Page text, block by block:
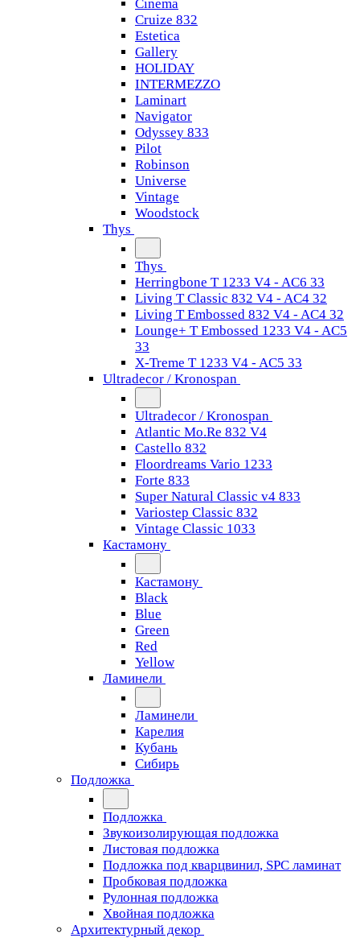
Cinema
Cruize 832
Estetica
Gallery
HOLIDAY
INTERMEZZO
Laminart
Navigator
Odyssey 833
Pilot
Robinson
Universe
Vintage
Woodstock
Thys
Thys
Herringbone T 1233 V4 - AC6 33
Living T Classic 832 V4 - AC4 32
Living T Embossed 832 V4 - AC4 32
Lounge+ T Embossed 1233 V4 - AC5
33
X-Treme T 1233 V4 - AC5 33
Ultradecor / Kronospan
Ultradecor / Kronospan
Atlantic Mo.Re 832 V4
Castello 832
Floordreams Vario 1233
Forte 833
Super Natural Classic v4 833
Variostep Classic 832
Vintage Classic 1033
Кастамону
Кастамону
Black
Blue
Green
Red
Yellow
Ламинели
Ламинели
Карелия
Кубань
Сибирь
Подложка
Подложка
Звукоизолирующая подложка
Листовая подложка
Подложка под кварцвинил, SPC ламинат
Пробковая подложка
Рулонная подложка
Хвойная подложка
Архитектурный декор